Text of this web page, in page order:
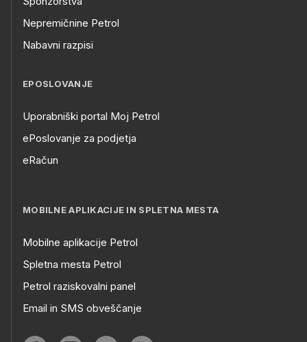
Nepremičnine Petrol
Nabavni razpisi
EPOSLOVANJE
Uporabniški portal Moj Petrol
ePoslovanje za podjetja
eRačun
MOBILNE APLIKACIJE IN SPLETNA MESTA
Mobilne aplikacije Petrol
Spletna mesta Petrol
Petrol raziskovalni panel
Email in SMS obveščanje